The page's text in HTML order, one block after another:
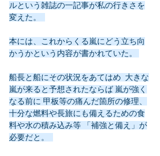
ルという雑誌の一記事が私の行きさを
変えた。
本には、これからくる嵐にどう立ち向
かうかという内容が書かれていた。
船長と船にその状況をあてはめ  大きな
嵐が来ると予想されたならば 嵐が強く
なる前に 甲板等の痛んだ箇所の修理、
十分な燃料や長旅にも備えるための食
料や水の積み込み等 「補強と備え」が
必要だと。